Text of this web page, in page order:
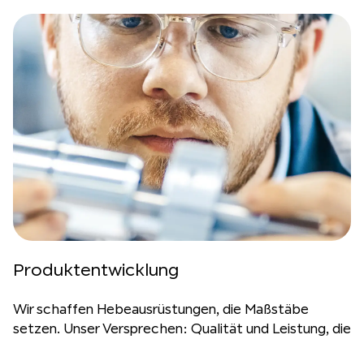
Produktentwicklung
Wir schaffen Hebeausrüstungen, die Maßstäbe
setzen. Unser Versprechen: Qualität und Leistung, die